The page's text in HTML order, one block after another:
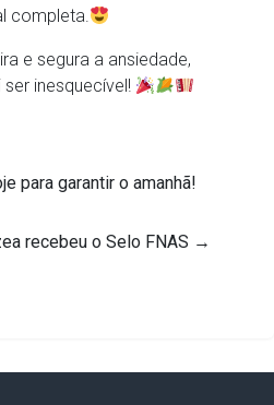
completa.
e segura a ansiedade,
inesquecível!
para garantir o amanhã!
recebeu o Selo FNAS →